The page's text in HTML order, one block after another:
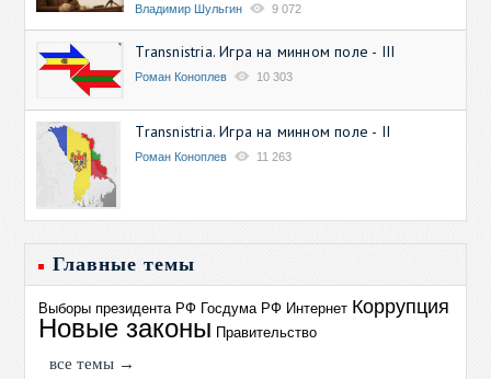
Владимир Шульгин 9 072
Transnistria. Игра на минном поле - III
Роман Коноплев 10 303
Transnistria. Игра на минном поле - II
Роман Коноплев 11 263
Главные темы
Выборы президента РФ Госдума РФ Интернет Коррупция
Новые законы Правительство
все темы →